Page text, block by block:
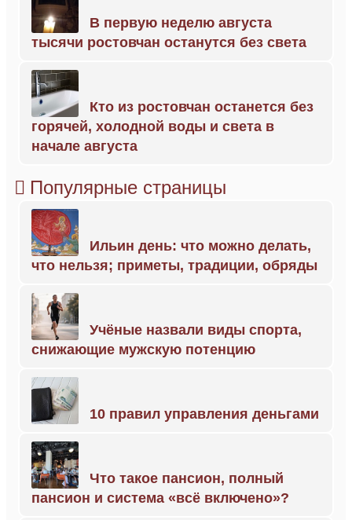
В первую неделю августа
тысячи ростовчан останутся без света
Кто из ростовчан останется без
горячей, холодной воды и света в
начале августа
Популярные страницы
Ильин день: что можно делать,
что нельзя; приметы, традиции, обряды
Учёные назвали виды спорта,
снижающие мужскую потенцию
10 правил управления деньгами
Что такое пансион, полный
пансион и система «всё включено»?